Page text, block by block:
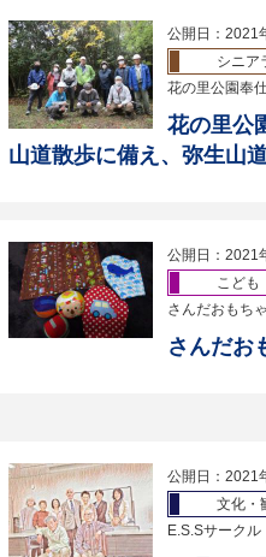
公開日：2021
シニア
花の里公園奉
花の里公
山道散歩に備え、弥生山
公開日：2021
こども
さんだおもち
さんだお
公開日：2021
文化・
E.S.Sサークル